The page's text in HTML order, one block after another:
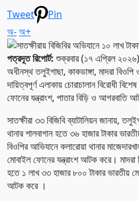
Tweet
Pin
অ-অ+
পত্রদূত রিপোর্ট:শুক্রবার (১৭ এপ্রিল ২০২৬)
অধীনস্থ তলুইগাছা, কাকডাঙ্গা, মাদরা
দায়িত্বপূর্ণ এলাকায় চোরাচালান বিরোধী
ফোনের যন্ত্রাংশ, পাতার বিড়ি ও আগরবাতি
সাতক্ষীরা ৩৩ বিজিবি ব্যাটালিয়ন জানায়,
থানার শালবাগান হতে ৩৬ হাজার টাকার
বিওপির আভিযানে কলারোয়া থানার
মোবাইল ফোনের যন্ত্রাংশ আটক করে। মাদরা
হতে ১ লাখ ৩৩ হাজার ৮০০ টাকার ভারতীয়
আটক করে ।